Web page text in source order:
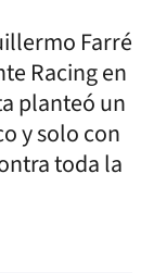
Farré
Racing en
planteó un
y solo con
toda la